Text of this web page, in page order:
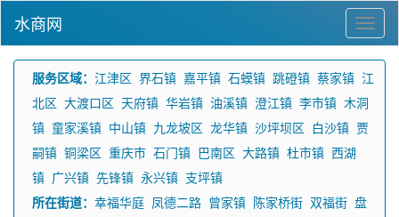
水商网
服务区域： 江津区 界石镇 嘉平镇 石蟆镇 跳磴镇 蔡家镇 江
北区 大渡口区 天府镇 华岩镇 油溪镇 澄江镇 李市镇 木洞
镇 童家溪镇 中山镇 九龙坡区 龙华镇 沙坪坝区 白沙镇 贾
嗣镇 铜梁区 重庆市 石门镇 巴南区 大路镇 杜市镇 西湖
镇 广兴镇 先锋镇 永兴镇 支坪镇
所在街道： 幸福华庭 凤德二路 曾家镇 陈家桥街 双福街 盘